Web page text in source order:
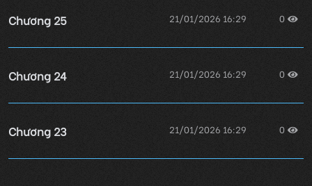
Chương 25 21/01/2026 16:29 0
Chương 24 21/01/2026 16:29 0
Chương 23 21/01/2026 16:29 0